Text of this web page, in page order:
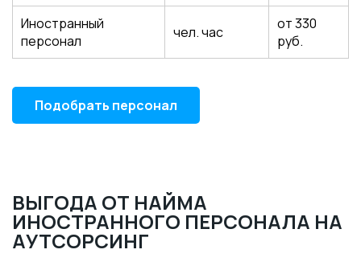
Иностранный
персонал
чел. час
от 330
руб.
Подобрать персонал
ВЫГОДА ОТ НАЙМА
ИНОСТРАННОГО ПЕРСОНАЛА НА
АУТСОРСИНГ